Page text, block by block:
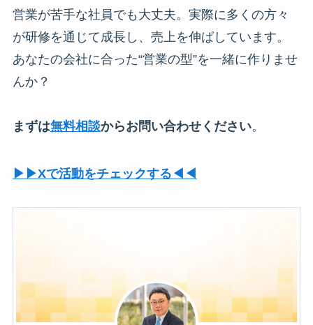
営業が苦手な社員でも大丈夫。実際に多くの方々
が研修を通じて成長し、売上を伸ばしています。
あなたの会社に合った“営業の型”を一緒に作りませ
んか？
まずは無料相談からお問い合わせください。
▶︎▶︎Xで活動をチェックする◀︎◀︎